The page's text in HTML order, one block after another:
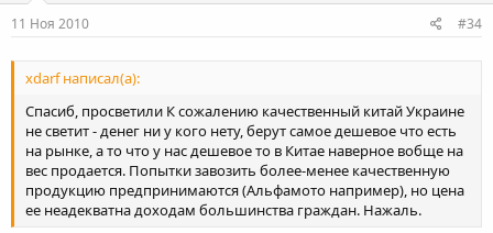
11 Ноя 2010 #34
xdarf написал(а):
Спасиб, просветили К сожалению качественный китай Украине
не светит - денег ни у кого нету, берут самое дешевое что есть
на рынке, а то что у нас дешевое то в Китае наверное вобще на
вес продается. Попытки завозить более-менее качественную
продукцию предпринимаются (Альфамото например), но цена
ее неадекватна доходам большинства граждан. Нажаль.